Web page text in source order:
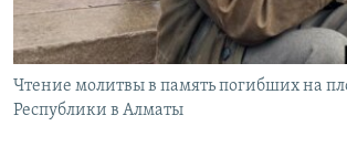
Чтение молитвы в память погибших на
Республики в Алматы